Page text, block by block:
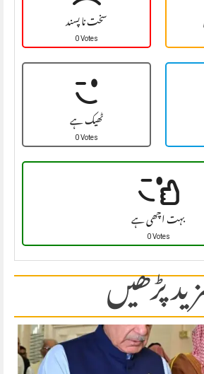
سخت نا پسند
0 Votes
ٹھیک ہے
0 Votes
بہت اچھی ہے
0 Votes
پڑھیں